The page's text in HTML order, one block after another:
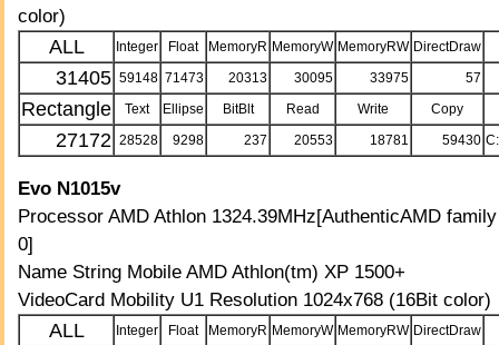
color)
ALL
Integer Float MemoryR MemoryW MemoryRW DirectDraw
31405 59148 71473 20313 30095 33975 57
Rectangle Text Ellipse BitBlt Read Write Copy
27172 28528 9298 237 20553 18781 59430
Evo N1015v
Processor AMD Athlon 1324.39MHz[AuthenticAMD
0]
Name String Mobile AMD Athlon(tm) XP 1500+
VideoCard Mobility U1 Resolution 1024x768 (16Bit color)
ALL
Integer Float MemoryR MemoryW MemoryRW DirectDraw